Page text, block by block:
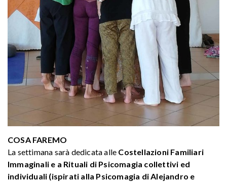
COSA FAREMO
La settimana sarà dedicata alle Costellazioni Familiari
Immaginali e a Rituali di Psicomagia collettivi ed
individuali (ispirati alla Psicomagia di Alejandro e